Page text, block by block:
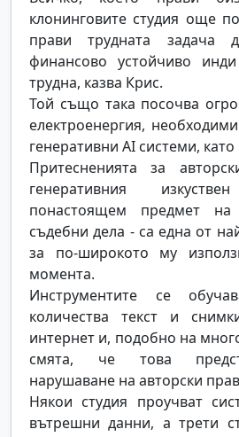
клонинговите студия още
прави трудната задача
финансово устойчиво
трудна, казва Крис.
Той също така посочва
електроенергия,
генеративни AI системи,
Притесненията за
генеративния
понастоящем предмет на
съдебни дела - са една от
за по-широкото му
момента.
Инструментите се
количества текст и
интернет и, подобно на
смята, че това
нарушаване на авторски
Някои студия проучват
вътрешни данни, а трети